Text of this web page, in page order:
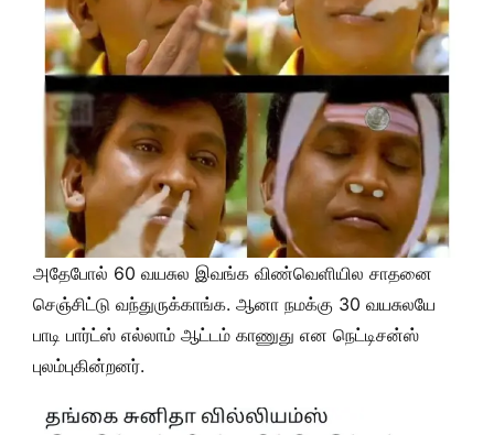
அதேபோல் 60 வயசுல இவங்க விண்வெளியில சாதனை
செஞ்சிட்டு வந்துருக்காங்க. ஆனா நமக்கு 30 வயசுலயே
பாடி பார்ட்ஸ் எல்லாம் ஆட்டம் காணுது என நெட்டிசன்ஸ்
புலம்புகின்றனர்.